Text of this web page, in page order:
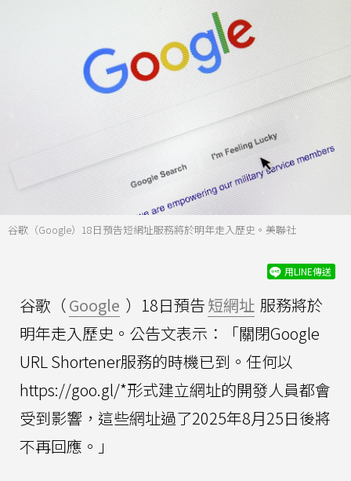
谷歌（Google）18日預告短網址服務將於明年走入歷史。美聯社
用LINE傳送
谷歌（Google ）18日預告短網址 服務將於
明年走入歷史。公告文表示：「關閉Google
URL Shortener服務的時機已到。任何以
https://goo.gl/*形式建立網址的開發人員都會
受到影響，這些網址過了2025年8月25日後將
不再回應。」